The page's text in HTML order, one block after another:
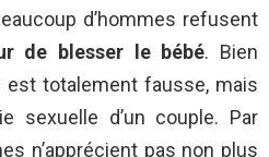
d’hommes refusent
de blesser le bébé. Bien
totalement fausse, mais
sexuelle d’un couple. Par
n’apprécient pas non plus